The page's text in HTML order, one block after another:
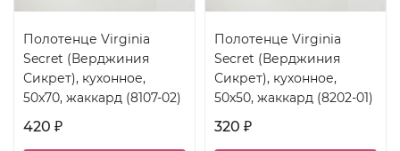
Полотенце Virginia
Secret (Верджиния
Сикрет), кухонное,
50x70, жаккард (8107-02)
420 ₽
Полотенце Virginia
Secret (Верджиния
Сикрет), кухонное,
50x50, жаккард (8202-01)
320 ₽